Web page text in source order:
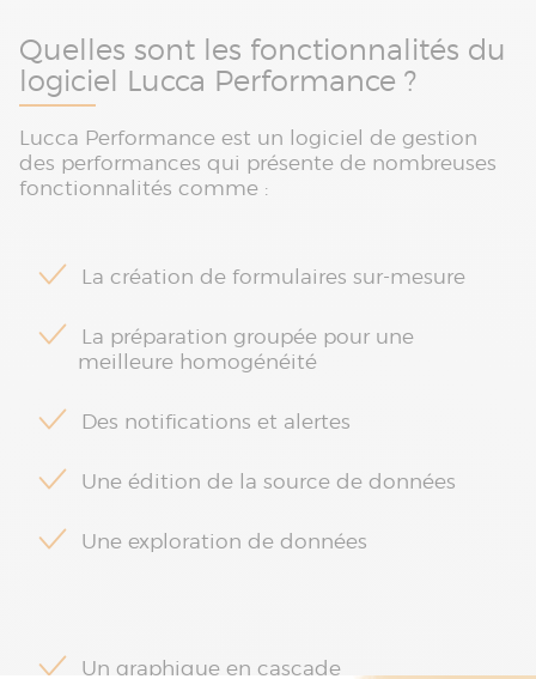
Quelles sont les fonctionnalités du
logiciel Lucca Performance ?
Lucca Performance est un logiciel de gestion
des performances qui présente de nombreuses
fonctionnalités comme :
La création de formulaires sur-mesure
La préparation groupée pour une
meilleure homogénéité
Des notifications et alertes
Une édition de la source de données
Une exploration de données
Un graphique en cascade